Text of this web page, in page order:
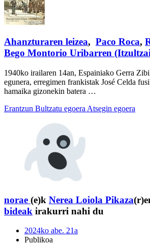
Ahanzturaren leizea, Paco Roca,
Bego Montorio Uribarren
1940ko irailaren 14an, Espainiako Gerra
egunera, erregimen frankistak José Celda
hamaika gizonekin batera …
Erantzun Bultzatu egoera Atsegin egoera
norae (e)k Nerea Loiola Pikaza
bideak irakurri nahi du
2024ko abe. 21a
Publikoa